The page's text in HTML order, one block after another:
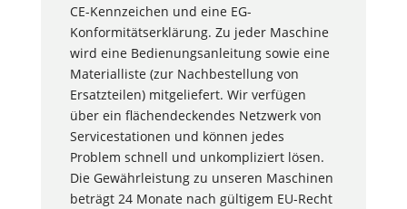
CE-Kennzeichen und eine EG-
Konformitätserklärung. Zu jeder Maschine
wird eine Bedienungsanleitung sowie eine
Materialliste (zur Nachbestellung von
Ersatzteilen) mitgeliefert. Wir verfügen
über ein flächendeckendes Netzwerk von
Servicestationen und können jedes
Problem schnell und unkompliziert lösen.
Die Gewährleistung zu unseren Maschinen
beträgt 24 Monate nach gültigem EU-Recht